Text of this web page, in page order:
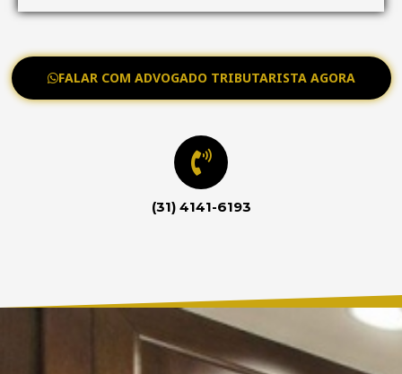
FALAR COM ADVOGADO TRIBUTARISTA AGORA
(31) 4141-6193